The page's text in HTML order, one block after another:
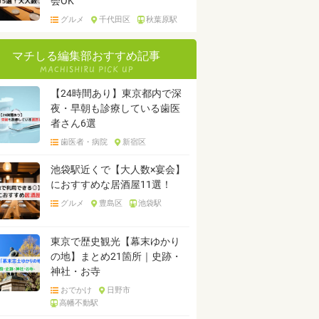
グルメ 千代田区 秋葉原駅
マチしる編集部おすすめ記事
【24時間あり】東京都内で深
夜・早朝も診療している歯医
者さん6選
歯医者・病院 新宿区
池袋駅近くで【大人数×宴会】
におすすめな居酒屋11選！
グルメ 豊島区 池袋駅
東京で歴史観光【幕末ゆかり
の地】まとめ21箇所｜史跡・
神社・お寺
おでかけ
日野市
高幡不動駅